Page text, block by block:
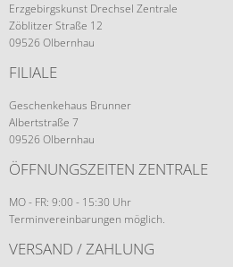
Erzgebirgskunst Drechsel Zentrale
Zöblitzer Straße 12
09526 Olbernhau
FILIALE
Geschenkehaus Brunner
Albertstraße 7
09526 Olbernhau
ÖFFNUNGSZEITEN ZENTRALE
MO - FR: 9:00 - 15:30 Uhr
Terminvereinbarungen möglich.
VERSAND / ZAHLUNG